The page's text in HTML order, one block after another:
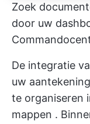
Zoek
door uw
De integratie
uw
te organiseren
mappen .